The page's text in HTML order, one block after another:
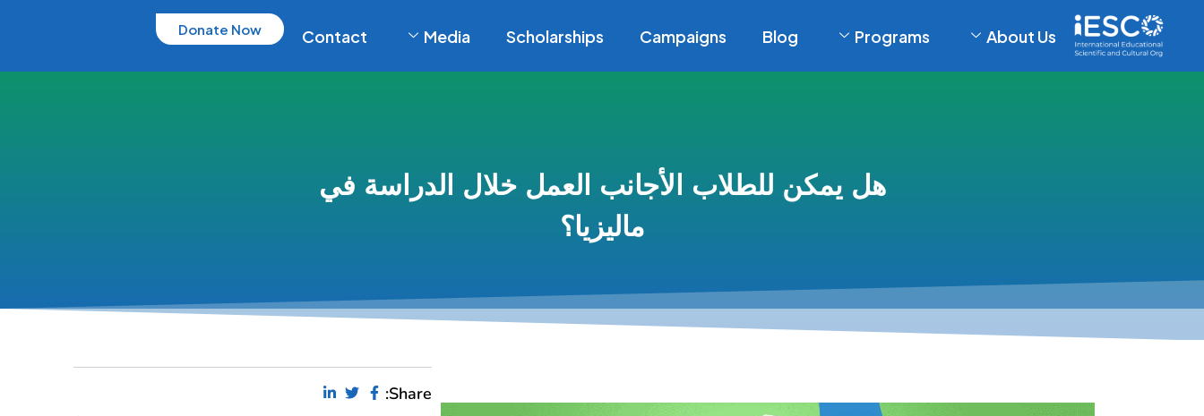
About Us
Programs
Blog
Campaigns
Scholarships
Media
Contact
Donate Now
هل يمكن للطلاب الأجانب العمل خلال الدراسة في
ماليزيا؟
Share: